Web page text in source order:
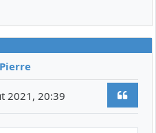
2021, 20:39